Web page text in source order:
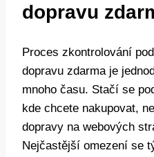
dopravu
Proces zkontrolování
dopravu zdarma je
mnoho času. Stačí se
kde chcete nakupovat,
dopravy na webových
Nejčastější omezení se